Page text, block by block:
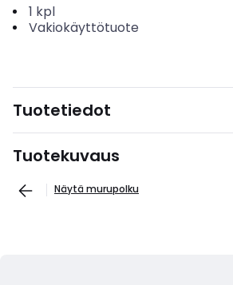
1 kpl
Vakiokäyttötuote
Tuotetiedot
Tuotekuvaus
Näytä murupolku